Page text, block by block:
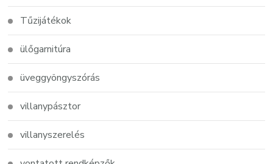
Tűzijátékok
ülőgarnitúra
üveggyöngyszórás
villanypásztor
villanyszerelés